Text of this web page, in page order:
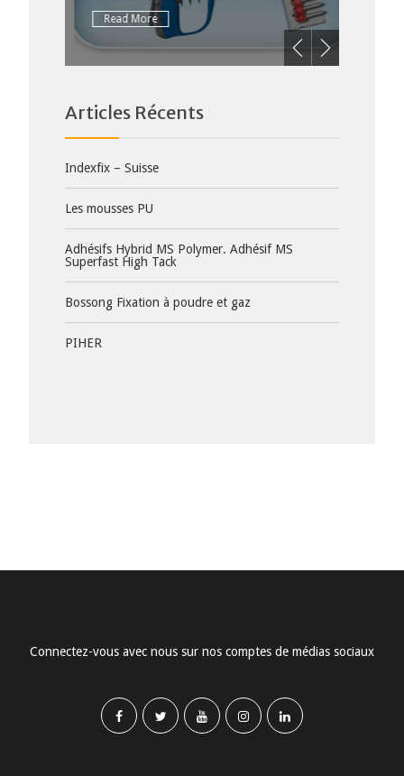
Read More
Articles Récents
Indexfix – Suisse
Les mousses PU
Adhésifs Hybrid MS Polymer. Adhésif MS
Superfast High Tack
Bossong Fixation à poudre et gaz
PIHER
Connectez-vous avec nous sur nos comptes de médias sociaux